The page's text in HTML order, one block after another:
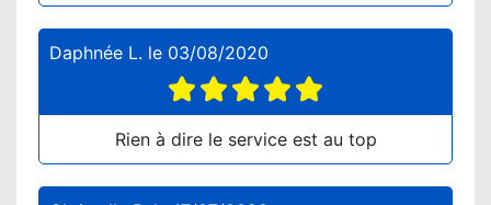
Daphnée L. le 03/08/2020
Rien à dire le service est au top